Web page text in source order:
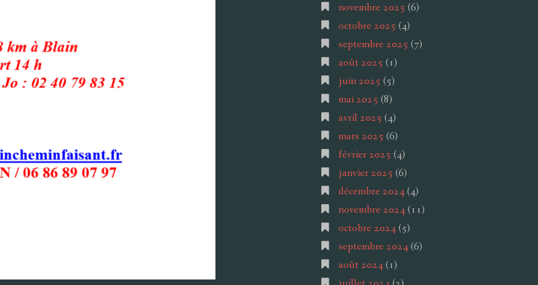
novembre 2025 (6)
octobre 2025 (4)
septembre 2025 (7)
août 2025 (1)
juin 2025 (5)
mai 2025 (8)
avril 2025 (4)
mars 2025 (6)
février 2025 (4)
janvier 2025 (6)
décembre 2024(4)
novembre 2024(11)
octobre 2024(5)
septembre 2024(6)
août 2024(1)